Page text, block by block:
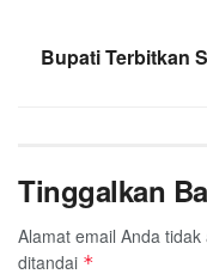
Bupati Terbitkan
Tinggalkan
Alamat email Anda
ditandai *